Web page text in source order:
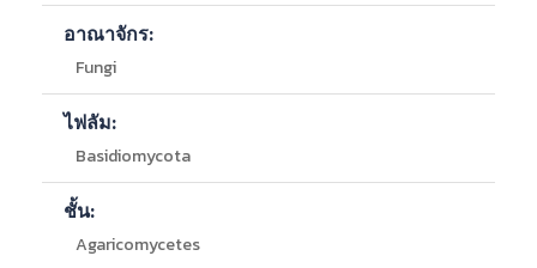
อาณาจักร:
Fungi
ไฟลัม:
Basidiomycota
ชั้น:
Agaricomycetes
อุบลราชธานี
-
พิษณุโลก
- พะเยา, น่าน
- พะเยา, น่าน
- เขตรักษาพันธุ์สัตว์ป่าภูเขียว-ทุ่งกะมัง
รายละเอียดอื่นๆ ของแหล่งที่พบ :
-
- อุทยานแห่งชาติ ภูกระดึง
- อุทยานแห่งชาติ ดอยหลวง